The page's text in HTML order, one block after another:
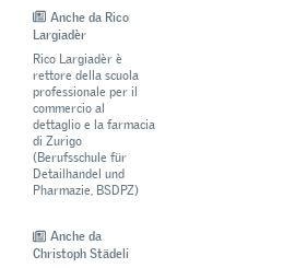
Anche da Rico
Largiadèr
Rico Largiadèr è
rettore della scuola
professionale per il
commercio al
dettaglio e la farmacia
di Zurigo
(Berufsschule für
Detailhandel und
Pharmazie, BSDPZ)
Anche da
Christoph Städeli